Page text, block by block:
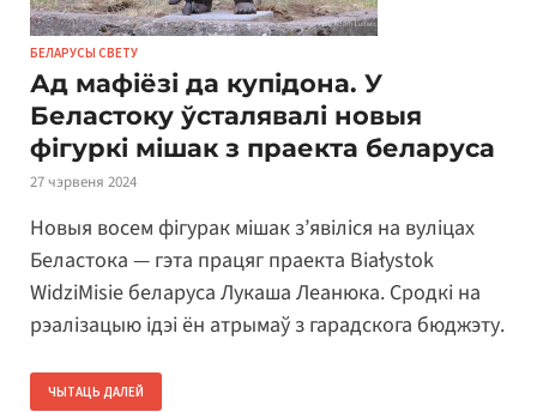
БЕЛАРУСЫ СВЕТУ
Ад мафіёзі да купідона. У
Беластоку ўсталявалі новыя
фігуркі мішак з праекта беларуса
27 чэрвеня 2024
Новыя восем фігурак мішак з’явіліся на вуліцах
Беластока — гэта працяг праекта Białystok
WidziMisie беларуса Лукаша Леанюка. Сродкі на
рэалізацыю ідэі ён атрымаў з гарадскога бюджэту.
ЧЫТАЦЬ ДАЛЕЙ